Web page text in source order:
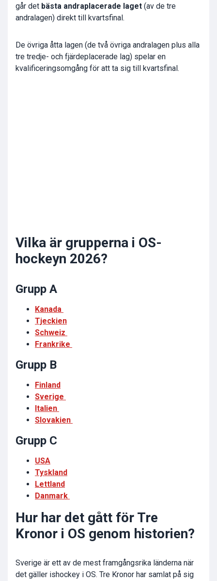
går det bästa andraplacerade laget (av de tre
andralagen) direkt till kvartsfinal.
De övriga åtta lagen (de två övriga andralagen plus alla
tre tredje- och fjärde­placerade lag) spelar en
kvalificeringsomgång för att ta sig till kvartsfinal.
Vilka är grupperna i OS-
hockeyn 2026?
Grupp A
Kanada
Tjeckien
Schweiz
Frankrike
Grupp B
Finland
Sverige
Italien
Slovakien
Grupp C
USA
Tyskland
Lettland
Danmark
Hur har det gått för Tre
Kronor i OS genom historien?
Sverige är ett av de mest framgångsrika länderna när
det gäller ishockey i OS. Tre Kronor har samlat på sig